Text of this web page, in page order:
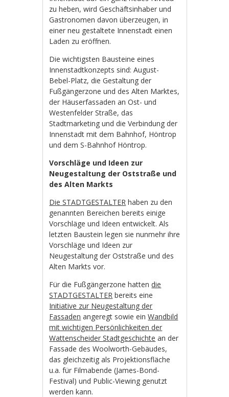
zu heben, wird Geschäftsinhaber und
Gastronomen davon überzeugen, in
einer neu gestaltete Innenstadt einen
Laden zu eröffnen.
Die wichtigsten Bausteine eines
Innenstadtkonzepts sind: August-
Bebel-Platz, die Gestaltung der
Fußgängerzone und des Alten Marktes,
der Häuserfassaden an Ost- und
Westenfelder Straße, das
Stadtmarketing und die Verbindung der
Innenstadt mit dem Bahnhof, Höntrop
und dem S-Bahnhof Höntrop.
Vorschläge und Ideen zur
Neugestaltung der Oststraße und
des Alten Markts
Die STADTGESTALTER haben zu den
genannten Bereichen bereits einige
Vorschläge und Ideen entwickelt. Als
letzten Baustein legen sie nunmehr ihre
Vorschläge und Ideen zur
Neugestaltung der Oststraße und des
Alten Markts vor.
Für die Fußgängerzone hattendie
STADTGESTALTER bereits eine
Initiative zur Neugestaltung der
Fassaden angeregt sowie einWandbild
mit wichtigen Persönlichkeiten der
Wattenscheider Stadtgeschichte an der
Fassade des Woolworth-Gebäudes,
das gleichzeitig als Projektionsfläche
u.a. für Filmabende (James-Bond-
Festival) und Public-Viewing genutzt
werden kann.